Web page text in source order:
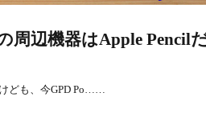
周辺機器はApple Pencil
ども、今GPD Po……